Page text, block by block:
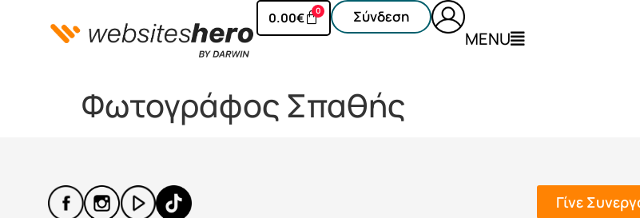
0.00€ 0 Σύνδεση
MENU
Φωτογράφος Σπαθής
Γίνε